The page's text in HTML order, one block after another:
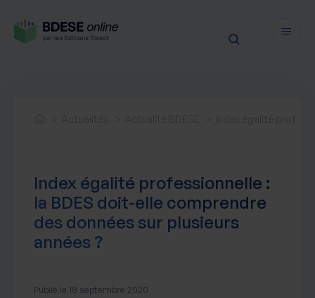
Actualités produit
Notre newsletter
Nos webinaires
Nos livres blancs
Index égalité professionnelle :
la BDES doit-elle comprendre
des données sur plusieurs
années ?
Publié le 18 septembre 2020